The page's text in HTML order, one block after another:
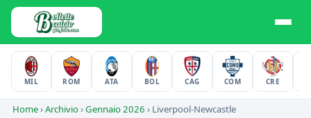
MIL ROM ATA BOL CAG COM CRE
Home›Archivio›Gennaio 2026 › Liverpool-Newcastle